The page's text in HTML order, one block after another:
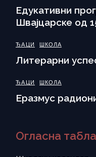
Eдукативни
Швајцарске од
ЂАЦИ ШКОЛА
Литерарни
ЂАЦИ ШКОЛА
Еразмус
Огласна табла